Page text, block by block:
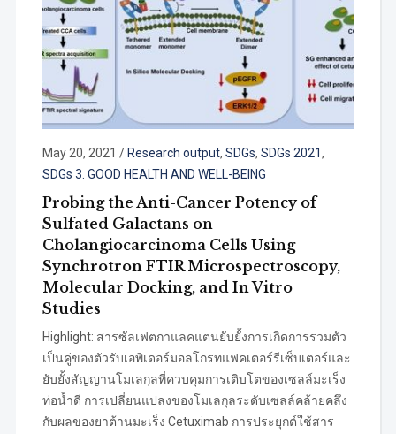
May 20, 2021 / Research output, SDGs, SDGs 2021,
SDGs 3. GOOD HEALTH AND WELL-BEING
Probing the Anti-Cancer Potency of
Sulfated Galactans on
Cholangiocarcinoma Cells Using
Synchrotron FTIR Microspectroscopy,
Molecular Docking, and In Vitro
Studies
Highlight: สารซัลเฟตกาแลคแตนยับยั้งการเกิดการรวมตัว
เป็นคู่ของตัวรับเอพิเดอร์มอลโกรทแฟคเตอร์รีเซ็บเตอร์และ
ยับยั้งสัญญานโมเลกุลที่ควบคุมการเติบโตของเซลล์มะเร็ง
ท่อน้ำดี การเปลี่ยนแปลงของโมเลกุลระดับเซลล์คล้ายคลึง
กับผลของยาต้านมะเร็ง Cetuximab การประยุกต์ใช้สาร